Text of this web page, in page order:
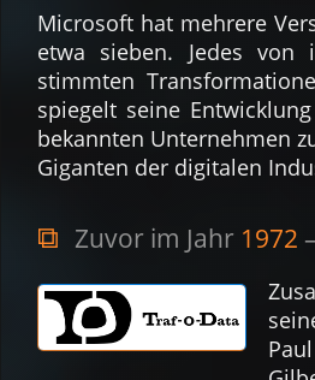
Microsoft hat mehrere
etwa sieben. Jedes
stimm­ten
spie­gelt seine
be­kann­ten Unter­nehmen
Gi­gan­ten der digi­talen
Zuvor im Jahr 1972